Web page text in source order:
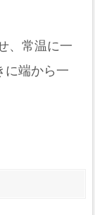
、常温に一
に端から一